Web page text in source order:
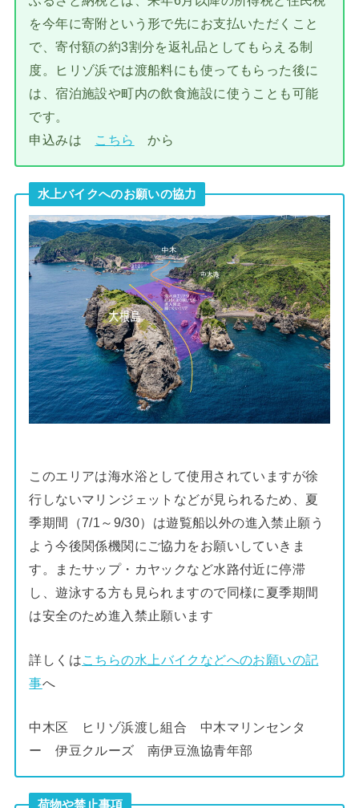
を今年に寄附という形で先にお支払いただくこと
で、寄付額の約3割分を返礼品としてもらえる制
度。ヒリゾ浜では渡船料にも使ってもらった後に
は、宿泊施設や町内の飲食施設に使うことも可能
です。
申込みは こちら から
水上バイクへのお願いの協力
このエリアは海水浴として使用されていますが徐
行しないマリンジェットなどが見られるため、夏
季期間（7/1～9/30）は遊覧船以外の進入禁止願う
よう今後関係機関にご協力をお願いしていきま
す。またサップ・カヤックなど水路付近に停滞
し、遊泳する方も見られますので同様に夏季期間
は安全のため進入禁止願います
詳しくはこちらの水上バイクなどへのお願いの記
事へ
中木区 ヒリゾ浜渡し組合 中木マリンセンタ
ー 伊豆クルーズ 南伊豆漁協青年部
荷物や禁止事項